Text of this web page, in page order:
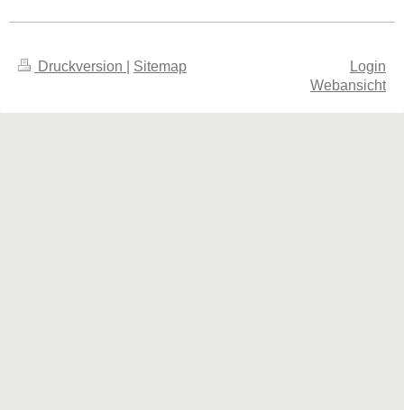
Druckversion Sitemap
Login
Webansicht